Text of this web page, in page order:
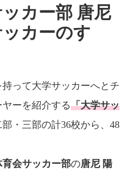
カー部 唐尼
カーのすゝ
って大学サッカーへとチ
ーを紹介する「大学サッ
・三部の計36校から、48
会サッカー部の唐尼 陽